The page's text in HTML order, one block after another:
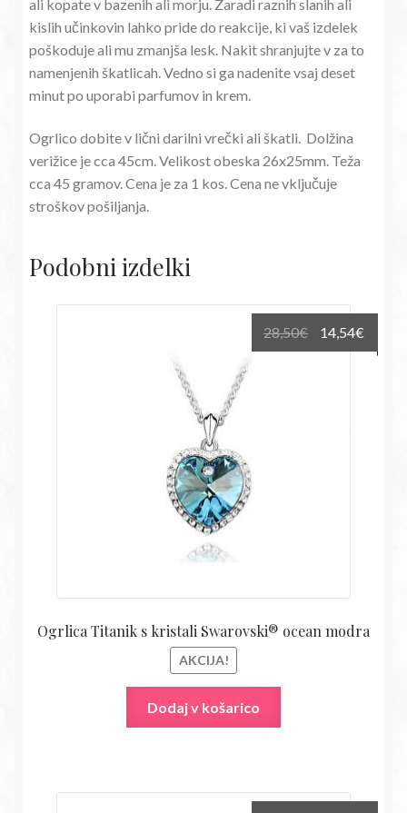
ali kopate v bazenih ali morju. Zaradi raznih slanih ali
kislih učinkovin lahko pride do reakcije, ki vaš izdelek
poškoduje ali mu zmanjša lesk. Nakit shranjujte v za to
namenjenih škatlicah. Vedno si ga nadenite vsaj deset
minut po uporabi parfumov in krem.
Ogrlico dobite v lični darilni vrečki ali škatli. Dolžina
verižice je cca 45cm. Velikost obeska 26x25mm. Teža
cca 45 gramov. Cena je za 1 kos. Cena ne vključuje
stroškov pošiljanja.
Podobni izdelki
Ogrlica Titanik s kristali Swarovski® ocean modra
AKCIJA!
28,50€
Izvirna
cena
14,54€
cena
Dodaj v košarico